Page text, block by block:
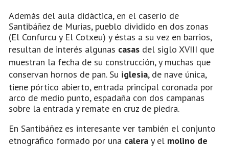
Además del aula didáctica, en el caserío de
Santibáñez de Murias, pueblo dividido en dos zonas
(El Confurcu y El Cotxeu) y éstas a su vez en barrios,
resultan de interés algunas casas del siglo XVIII que
muestran la fecha de su construcción, y muchas que
conservan hornos de pan. Su iglesia, de nave única,
tiene pórtico abierto, entrada principal coronada por
arco de medio punto, espadaña con dos campanas
sobre la entrada y remate en cruz de piedra.
En Santibáñez es interesante ver también el conjunto
etnográfico formado por una calera y el molino de